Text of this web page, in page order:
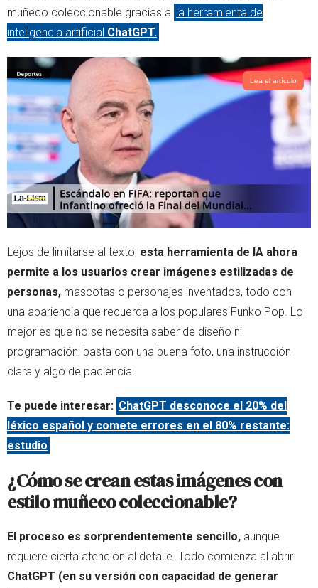
muñeco coleccionable gracias a la herramienta de
inteligencia artificial ChatGPT.
Lea el artículo
Lejos de limitarse al texto, esta herramienta de IA ahora
permite a los usuarios crear imágenes estilizadas de
personas, mascotas o personajes inventados, todo con
una apariencia que recuerda a los populares Funko Pop. Lo
mejor es que no se necesita saber de diseño ni
programación: basta con una buena foto, una instrucción
clara y algo de paciencia.
Te puede interesar: ChatGPT desconoce el 20% del
léxico español y comete errores en el 80% restante:
estudio
¿Cómo se crean estas imágenes con
estilo muñeco coleccionable?
El proceso es sorprendentemente sencillo, aunque
requiere cierta atención al detalle. Todo comienza al abrir
ChatGPT (en su versión con capacidad de generar